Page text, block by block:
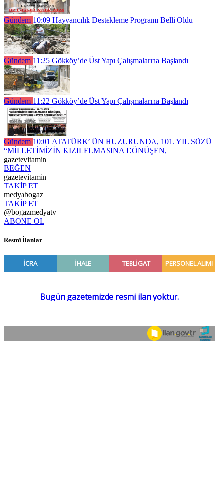
Gündem 10:09 Hayvancılık Destekleme Programı Belli Oldu
Gündem 11:25 Gökköy’de Üst Yapı Çalışmalarına Başlandı
Gündem 11:22 Gökköy’de Üst Yapı Çalışmalarına Başlandı
Gündem 10:01 ATATÜRK’ ÜN HUZURUNDA, 101. YIL SÖZÜ
“MİLLETİMİZİN KIZILELMASINA DÖNÜŞEN,
gazetevitamin
BEĞEN
gazetevitamin
TAKİP ET
medyabogaz
TAKİP ET
@bogazmedyatv
ABONE OL
Resmî İlanlar